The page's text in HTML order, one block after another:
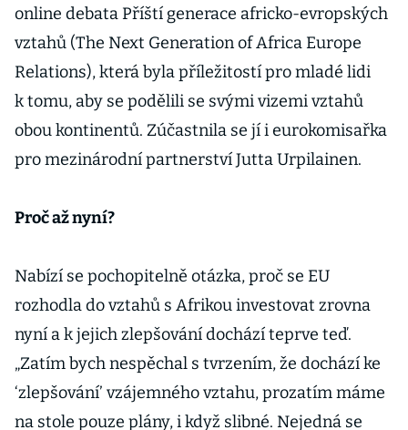
online debata Příští generace africko-evropských
vztahů (The Next Generation of Africa Europe
Relations), která byla příležitostí pro mladé lidi
k tomu, aby se podělili se svými vizemi vztahů
obou kontinentů. Zúčastnila se jí i eurokomisařka
pro mezinárodní partnerství Jutta Urpilainen.
Proč až nyní?
Nabízí se pochopitelně otázka, proč se EU
rozhodla do vztahů s Afrikou investovat zrovna
nyní a k jejich zlepšování dochází teprve teď.
„Zatím bych nespěchal s tvrzením, že dochází ke
‘zlepšování’ vzájemného vztahu, prozatím máme
na stole pouze plány, i když slibné. Nejedná se